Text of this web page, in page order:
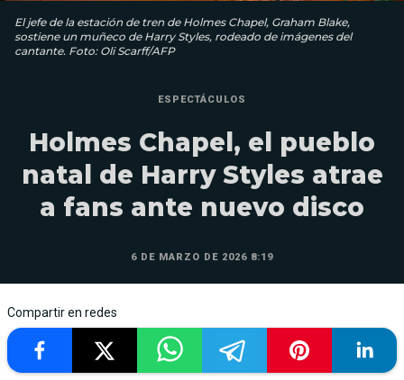
El jefe de la estación de tren de Holmes Chapel, Graham Blake,
sostiene un muñeco de Harry Styles, rodeado de imágenes del
cantante. Foto: Oli Scarff/AFP
ESPECTÁCULOS
Holmes Chapel, el pueblo
natal de Harry Styles atrae
a fans ante nuevo disco
6 DE MARZO DE 2026 8:19
Compartir en redes